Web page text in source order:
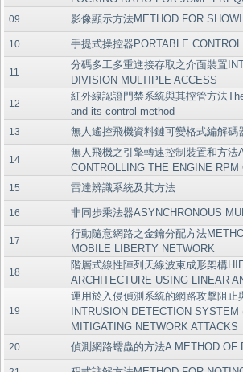
09 影像顯示方法METHOD FOR
10 手提式操控器PORTABLE
11
分碼多工多重進接存取之介面裝置
DIVISION MULTIPLE ACCESS
12
紅外線認證門禁系統與其控管方法
and its control method
13 無人遙控飛機資料鏈可變格式編解碼
14
無人飛機之引擎轉速控制裝置和方
CONTROLLING THE ENGINE RPM
15 雷達辨識系統及其方法
16 非同步乘法器ASYNCHRONOUS
17
行動隨意網路之金鑰分配方法
MOBILE LIBERTY NETWORK
18
階層式線性陣列天線波束成形架構
ARCHITECTURE USING LINEAR
19
運用於入侵偵測系統的網路攻擊阻
INTRUSION DETECTION
MITIGATING NETWORK ATTACKS
20 偵測網路蠕蟲的方法A METHOD